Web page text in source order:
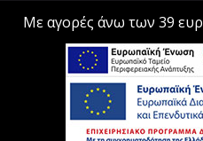
Με αγορές άνω των 39